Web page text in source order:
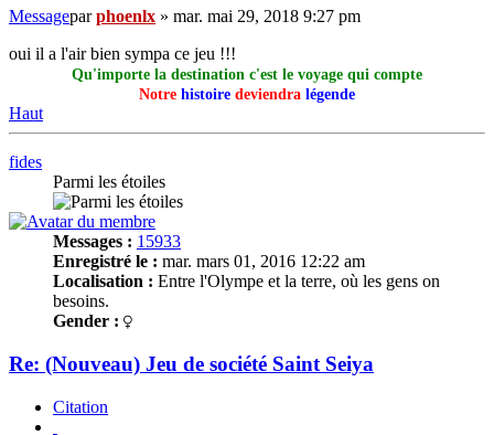
Messageparphoenlx » mar. mai 29, 2018 9:27 pm
oui il a l'air bien sympa ce jeu !!!
Qu'importe la destination c'est le voyage qui compte
Notre histoire deviendra légende
Haut
fides
Parmi les étoiles
Messages : 15933
Enregistré le : mar. mars 01, 2016 12:22 am
Localisation : Entre l'Olympe et la terre, où les gens on
besoins.
Gender :
Re: (Nouveau) Jeu de société Saint Seiya
Citation